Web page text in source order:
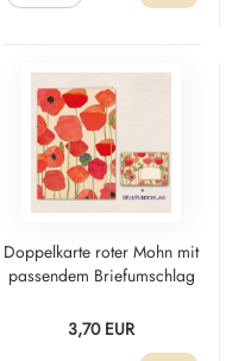
Doppelkarte roter Mohn mit
passendem Briefumschlag
3,70 EUR